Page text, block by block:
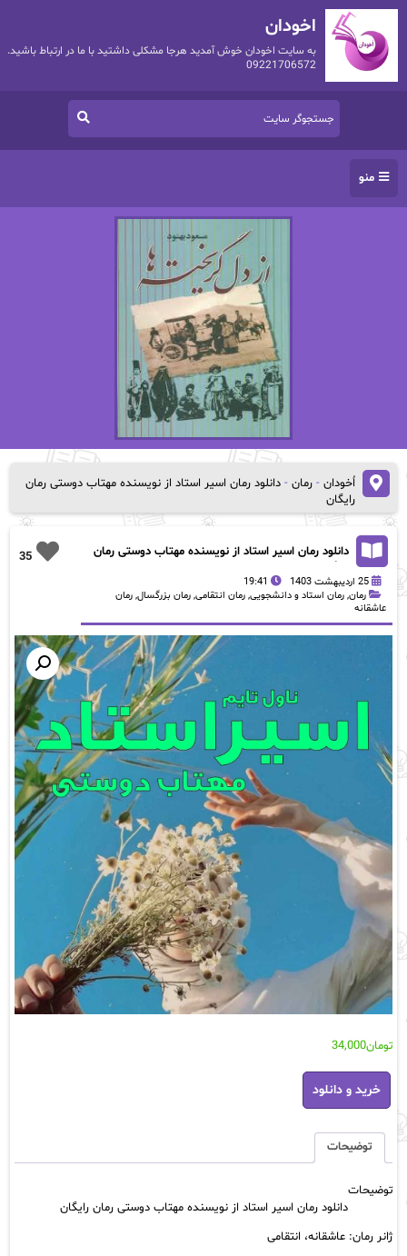
اخودان
به سایت اخودان خوش آمدید هرجا مشکلی داشتید با ما در ارتباط باشید.
09221706572
منو
اُخودان- رمان- دانلود رمان اسیر استاد از نویسنده مهتاب دوستی رمان
رایگان
35
دانلود رمان اسیر استاد از نویسنده مهتاب دوستی رمان
25 اردیبهشت 1403
19:41
رمان, رمان استاد و دانشجویی, رمان انتقامی, رمان بزرگسال, رمان
عاشقانه
تومان34,000
دانلود
رمان
اسیر
نویسنده
دوستی
رایگان
عدد
خرید و دانلود
توضیحات
توضیحات
دانلود رمان اسیر استاد از نویسنده مهتاب دوستی رمان رایگان
ژانر رمان: عاشقانه، انتقامی